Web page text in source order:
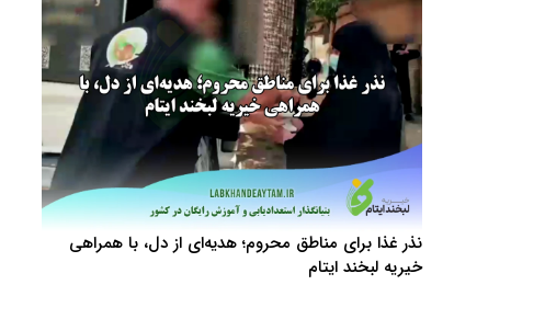
نذر غذا برای مناطق محروم؛ هدیه‌ای از دل، با همراهی
خیریه لبخند ایتام